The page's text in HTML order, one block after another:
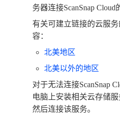
务器连接ScanSnap Cloud
有关可建立链接的云服
容：
北美地区
北美以外的地区
对于无法连接ScanSnap
电脑上安装相关云存储服
然后连接该服务。